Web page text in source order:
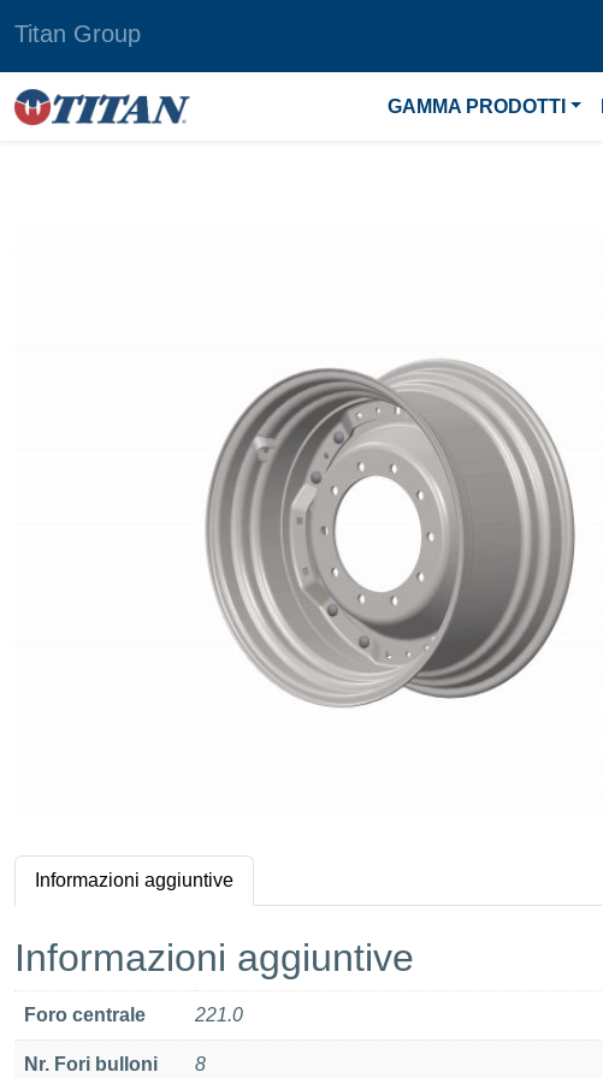
Titan Group
GAMMA PRODOTTI
Informazioni aggiuntive
Informazioni aggiuntive
Foro centrale 221.0
Nr. Fori bulloni 8